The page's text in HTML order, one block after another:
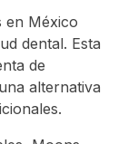
en México
dental. Esta
de
alternativa